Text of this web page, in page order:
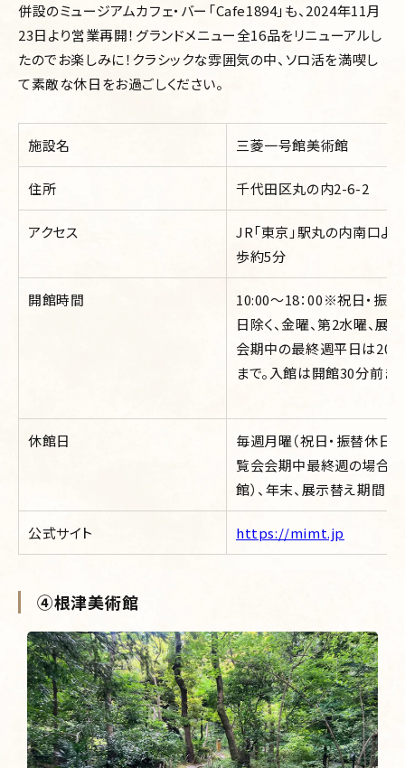
併設のミュージアムカフェ・バー「Cafe1894」も、2024年11月
23日より営業再開！グランドメニュー全16品をリニューアルし
たのでお楽しみに！クラシックな雰囲気の中、ソロ活を満喫し
て素敵な休日をお過ごしください。
施設名 三菱一号館美術館
住所 千代田区丸の内2-6-2
アクセス
JR「東京」駅丸の内南口よ
歩約5分
開館時間 10:00～18：00※祝日・振
日除く、金曜、第2水曜、展
会期中の最終週平日は20：
まで。入館は開館30分前ま
休館日
毎週月曜（祝日・振替休日・
覧会会期中最終週の場合
館）、年末、展示替え期間
公式サイト https://mimt.jp
④根津美術館